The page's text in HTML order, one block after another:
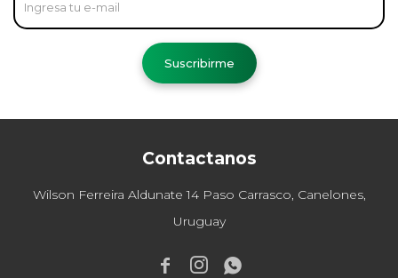
Contactanos
Wilson Ferreira Aldunate 14 Paso Carrasco, Canelones,
Uruguay
  
Suscribirme